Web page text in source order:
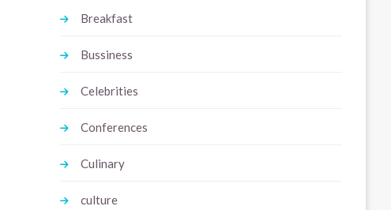
Breakfast
Bussiness
Celebrities
Conferences
Culinary
culture